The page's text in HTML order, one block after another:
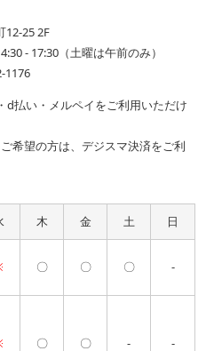
12-25 2F
- 17:30（土曜は午前のみ）
1176
d払い・メルペイをご利用いただけ
希望の方は、デジスマ決済をご利
木 金 土 日
〇 〇 〇 -
〇 〇 - -